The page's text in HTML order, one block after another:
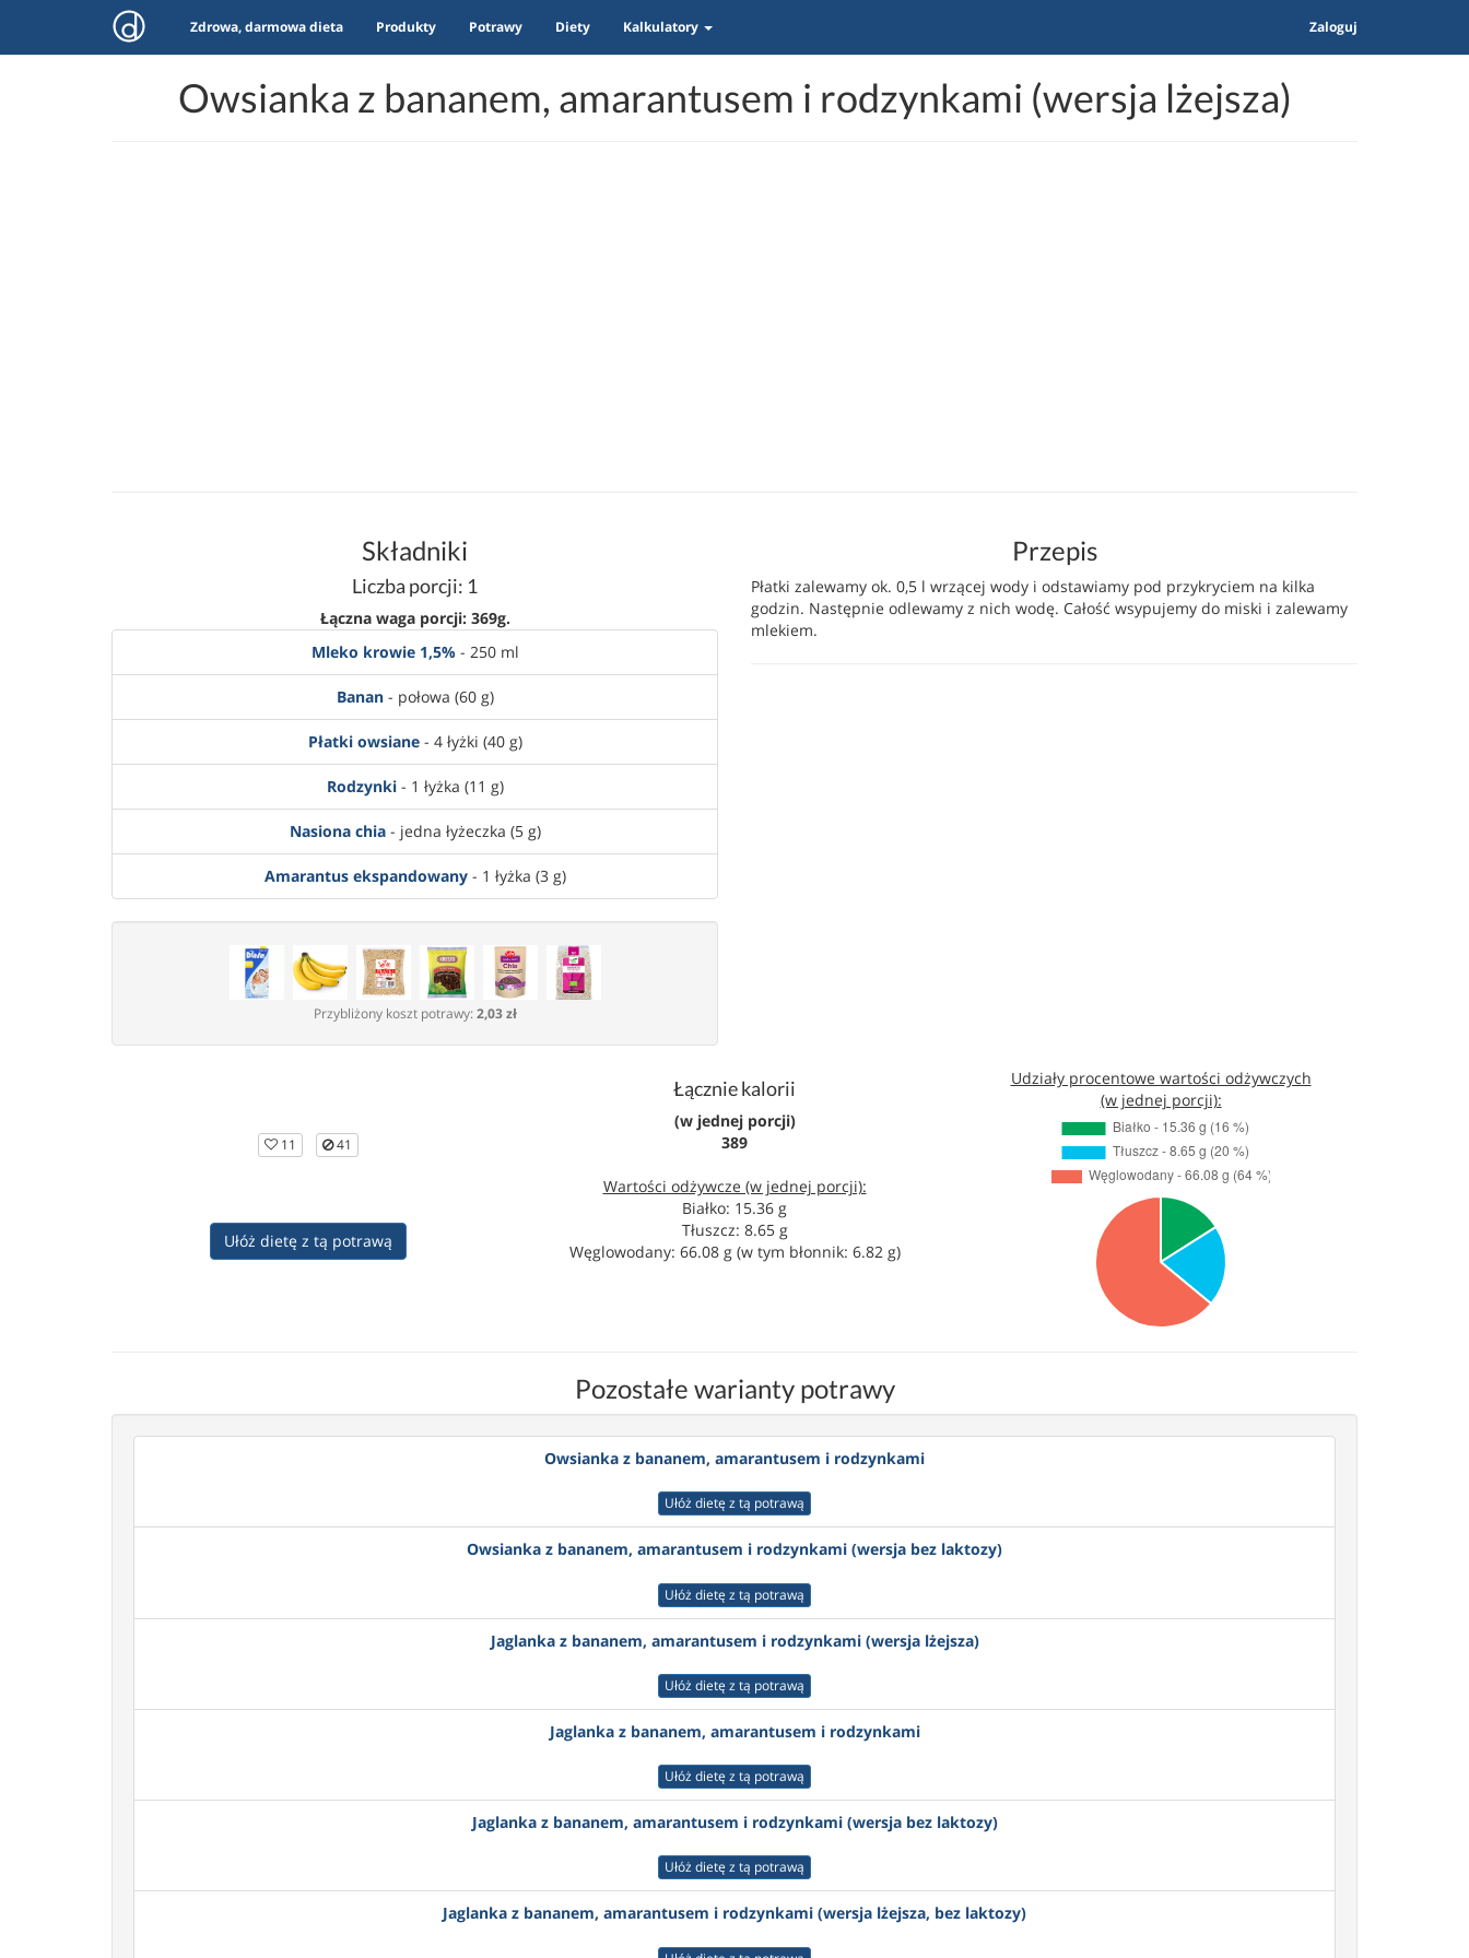
Zdrowa, darmowa dieta Produkty Potrawy Diety Kalkulatory Zaloguj
Owsianka z bananem, amarantusem i rodzynkami (wersja lżejsza)
Składniki
Liczba porcji: 1
Łączna waga porcji: 369g.
Mleko krowie 1,5%- 250 ml
Banan- połowa (60 g)
Płatki owsiane- 4 łyżki (40 g)
Rodzynki- 1 łyżka (11 g)
Nasiona chia- jedna łyżeczka (5 g)
Amarantus ekspandowany- 1 łyżka (3 g)
Przybliżony koszt potrawy:2,03 zł
Przepis
Płatki zalewamy ok. 0,5 l wrzącej wody i odstawiamy pod przykryciem na kilka
godzin. Następnie odlewamy z nich wodę. Całość wsypujemy do miski i zalewamy
mlekiem.
11 41
Ułóż dietę z tą potrawą
Łącznie kalorii
(w jednej porcji)
389
Wartości odżywcze (w jednej porcji):
Białko: 15.36 g
Tłuszcz: 8.65 g
Węglowodany: 66.08 g (w tym błonnik: 6.82 g)
Udziały procentowe wartości odżywczych
(w jednej porcji):
Pozostałe warianty potrawy
Owsianka z bananem, amarantusem i rodzynkami
Ułóż dietę z tą potrawą
Owsianka z bananem, amarantusem i rodzynkami (wersja bez laktozy)
Ułóż dietę z tą potrawą
Jaglanka z bananem, amarantusem i rodzynkami (wersja lżejsza)
Ułóż dietę z tą potrawą
Jaglanka z bananem, amarantusem i rodzynkami
Ułóż dietę z tą potrawą
Jaglanka z bananem, amarantusem i rodzynkami (wersja bez laktozy)
Ułóż dietę z tą potrawą
Jaglanka z bananem, amarantusem i rodzynkami (wersja lżejsza, bez laktozy)